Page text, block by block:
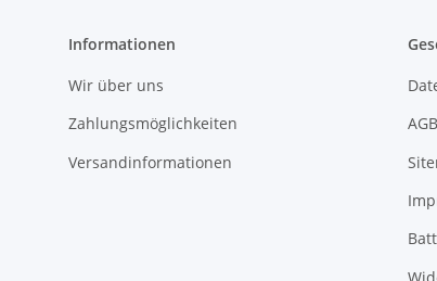
Informationen
Wir über uns
Zahlungsmöglichkeiten
Versandinformationen
AGB